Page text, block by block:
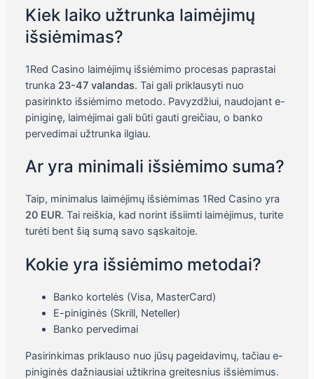
Kiek laiko užtrunka laimėjimų
išsiėmimas?
1Red Casino laimėjimų išsiėmimo procesas paprastai
trunka 23-47 valandas. Tai gali priklausyti nuo
pasirinkto išsiėmimo metodo. Pavyzdžiui, naudojant e-
piniginę, laimėjimai gali būti gauti greičiau, o banko
pervedimai užtrunka ilgiau.
Ar yra minimali išsiėmimo suma?
Taip, minimalus laimėjimų išsiėmimas 1Red Casino yra
20 EUR. Tai reiškia, kad norint išsiimti laimėjimus, turite
turėti bent šią sumą savo sąskaitoje.
Kokie yra išsiėmimo metodai?
Banko kortelės (Visa, MasterCard)
E-piniginės (Skrill, Neteller)
Banko pervedimai
Pasirinkimas priklauso nuo jūsų pageidavimų, tačiau e-
piniginės dažniausiai užtikrina greitesnius išsiėmimus.